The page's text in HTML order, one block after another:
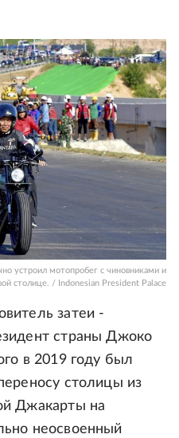
устроил мотопробег с чиновниками и
столице. / Indonesian President Palace
затеи -
страны Джоко
в 2019 году был
столицы из
Джакарты на
неосвоенный